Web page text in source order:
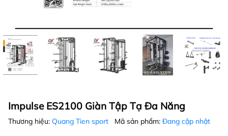
Impulse ES2100 Giàn Tập Tạ Đa Năng
Thương hiệu: Quang Tien sport Mã sản phẩm: Đang cập nhật